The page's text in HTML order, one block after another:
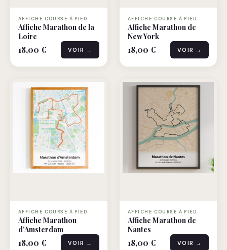
AFFICHE COURSE À PIED
Affiche Marathon de la
Loire
18,00 € VOIR →
AFFICHE COURSE À PIED
Affiche Marathon de
New York
18,00 € VOIR →
AFFICHE COURSE À PIED
Affiche Marathon
d'Amsterdam
18,00 € VOIR →
AFFICHE COURSE À PIED
Affiche Marathon de
Nantes
18,00 € VOIR →